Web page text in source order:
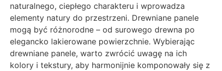
naturalnego, ciepłego charakteru i wprowadza
elementy natury do przestrzeni. Drewniane panele
mogą być różnorodne – od surowego drewna po
elegancko lakierowane powierzchnie. Wybierając
drewniane panele, warto zwrócić uwagę na ich
kolory i tekstury, aby harmonijnie komponowały się z